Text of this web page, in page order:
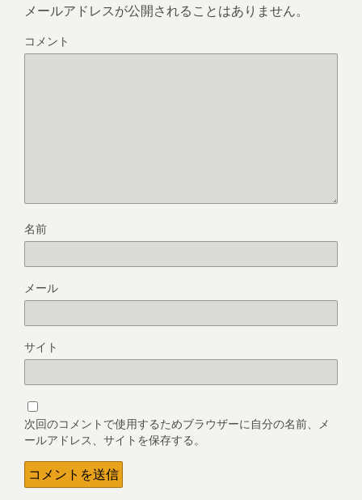
メールアドレスが公開されることはありません。
コメント
名前
メール
サイト
次回のコメントで使用するためブラウザーに自分の名前、メ
ールアドレス、サイトを保存する。